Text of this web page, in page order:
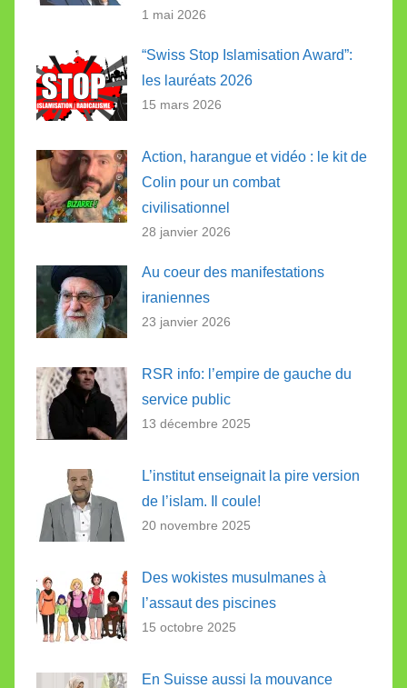
1 mai 2026
“Swiss Stop Islamisation Award”:
les lauréats 2026
15 mars 2026
Action, harangue et vidéo : le kit de
Colin pour un combat
civilisationnel
28 janvier 2026
Au coeur des manifestations
iraniennes
23 janvier 2026
RSR info: l’empire de gauche du
service public
13 décembre 2025
L’institut enseignait la pire version
de l’islam. Il coule!
20 novembre 2025
Des wokistes musulmanes à
l’assaut des piscines
15 octobre 2025
En Suisse aussi la mouvance